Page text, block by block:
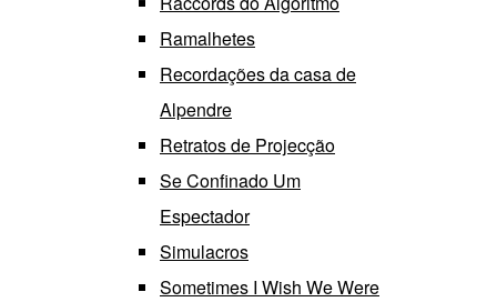
Ramalhetes
Recordações da casa de
Alpendre
Retratos de Projecção
Se Confinado Um
Espectador
Simulacros
Sometimes I Wish We Were